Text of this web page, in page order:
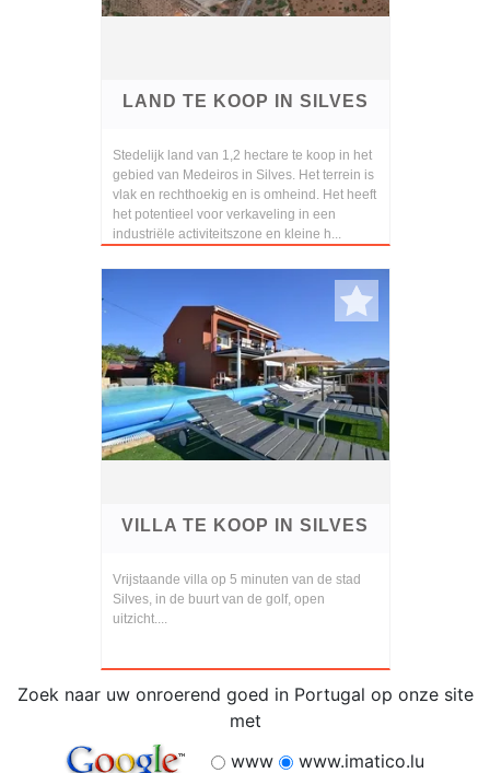
LAND TE KOOP IN SILVES
Stedelijk land van 1,2 hectare te koop in het
gebied van Medeiros in Silves. Het terrein is
vlak en rechthoekig en is omheind. Het heeft
het potentieel voor verkaveling in een
industriële activiteitszone en kleine h...
VILLA TE KOOP IN SILVES
Vrijstaande villa op 5 minuten van de stad
Silves, in de buurt van de golf, open
uitzicht....
Zoek naar uw onroerend goed in Portugal op onze site
met
www
www.imatico.lu